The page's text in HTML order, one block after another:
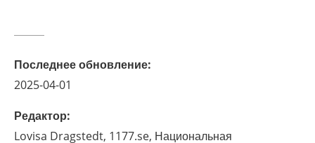
Последнее обновление:
2025-04-01
Редактор:
Lovisa Dragstedt, 1177.se, Национальная